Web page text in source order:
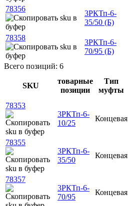
78356
3РКТп-6-
35/50 (Б)
78358
3РКТп-6-
70/95 (Б)
Всего позиций: 6
SKU
товарные
позиции
Тип
муфты
78353
3РКТп-6-
10/25
Концевая
78355
3РКТп-6-
35/50
Концевая
78357
3РКТп-6-
70/95
Концевая